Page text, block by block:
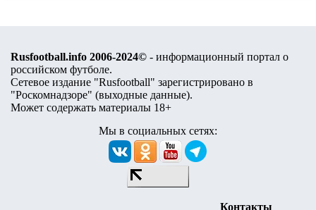
Rusfootball.info 2006-2024© - информационный портал о
российском футболе.
Сетевое издание "Rusfootball" зарегистрировано в
"Роскомнадзоре" (выходные данные).
Может содержать материалы 18+
Мы в социальных сетях:
Контакты